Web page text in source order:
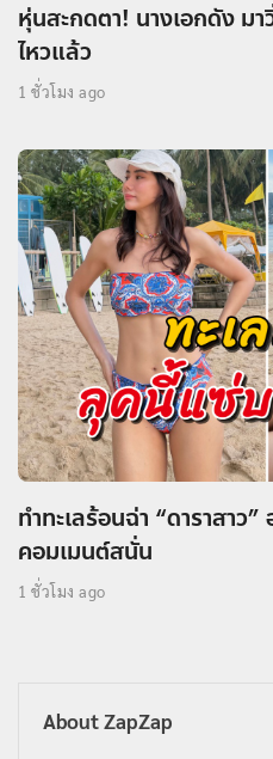
หุ่นสะกดตา! นางเอกดัง ม
ไหวแล้ว
1 ชั่วโมง ago
ทำทะเลร้อนฉ่า “ดาราสา
คอมเมนต์สนั่น
1 ชั่วโมง ago
About ZapZap